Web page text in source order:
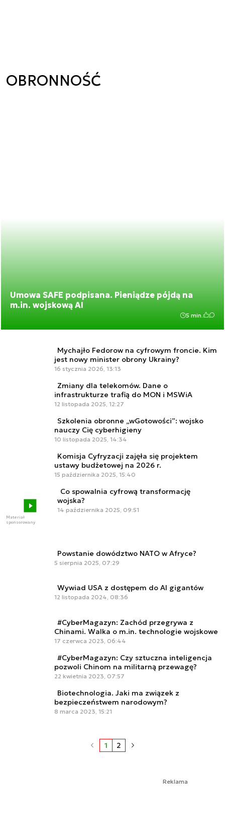
OBRONNOŚĆ
Umowa SAFE podpisana. Pieniądze pójdą na
m.in. wojskową AI
5 min.
Mychajło Fedorow na cyfrowym froncie. Kim
jest nowy minister obrony Ukrainy?
16 stycznia 2026, 13:13
Zmiany dla telekomów. Dane o
infrastrukturze trafią do MON i MSWiA
12 listopada 2025, 12:27
Szkolenia obronne „wGotowości”: wojsko
nauczy Cię cyberhigieny
10 listopada 2025, 14:34
Komisja Cyfryzacji zajęła się projektem
ustawy budżetowej na 2026 r.
15 października 2025, 15:40
Materiał
sponsorowany
Co spowalnia cyfrową transformację
wojska?
14 października 2025, 09:51
Powstanie dowództwo NATO w Afryce?
5 sierpnia 2025, 07:29
Wywiad USA z dostępem do AI gigantów
12 listopada 2024, 08:36
#CyberMagazyn: Zachód przegrywa z
Chinami. Walka o m.in. technologie wojskowe
17 czerwca 2023, 06:44
#CyberMagazyn: Czy sztuczna inteligencja
pozwoli Chinom na militarną przewagę?
22 kwietnia 2023, 07:57
Biotechnologia. Jaki ma związek z
bezpieczeństwem narodowym?
8 marca 2023, 15:21
1 2
Reklama